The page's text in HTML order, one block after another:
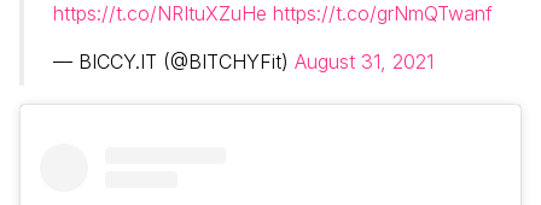
https://t.co/NRItuXZuHe https://t.co/grNmQTwanf
— BICCY.IT (@BITCHYFit) August 31, 2021